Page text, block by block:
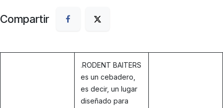
Compartir
.RODENT BAITERS
es un cebadero,
es decir, un lugar
diseñado para